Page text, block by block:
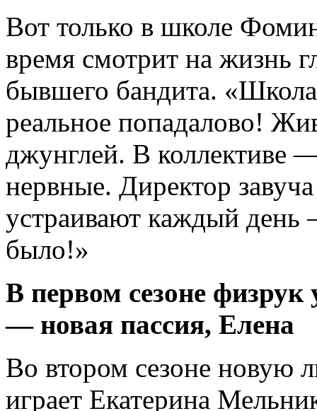
Вот только в школе
время смотрит на жизнь
бывшего бандита.
реальное попадалово!
джунглей. В коллективе
нервные. Директор
устраивают каждый день
было!»
В первом сезоне физрук
— новая пассия, Елена
Во втором сезоне новую
играет Екатерина